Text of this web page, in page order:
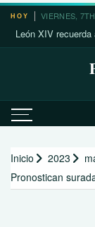
Saltar
contenido
HOY VIERNES,
XIV recuerda a
Inicio 2023
Pronostican